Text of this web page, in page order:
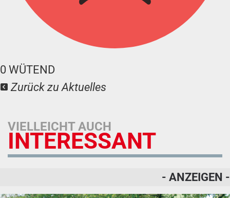
0 WÜTEND
Zurück zu Aktuelles
VIELLEICHT AUCH
INTERESSANT
- ANZEIGEN -